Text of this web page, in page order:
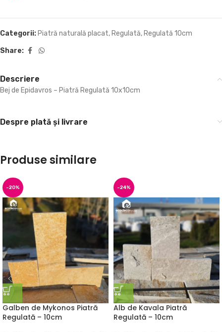
Categorii: Piatră naturală placat, Regulată, Regulată 10cm
Share:
Descriere
Bej de Epidavros – Piatră Regulată 10x10cm
Despre plată și livrare
Produse similare
-20%
Galben de Mykonos Piatră
Regulată – 10cm
-24%
Alb de Kavala Piatră
Regulată – 10cm